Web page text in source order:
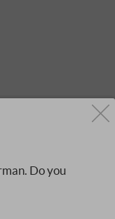
Do you